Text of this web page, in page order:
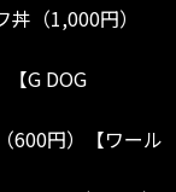
（1,000円）
G DOG
600円）【ワール